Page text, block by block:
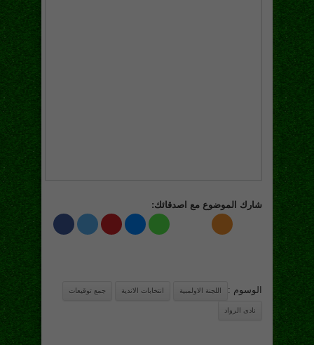
شارك الموضوع مع اصدقائك:
الوسوم : اللجنة الاولمبية انتخابات الاندية جمع توقيعات
نادى الرواد